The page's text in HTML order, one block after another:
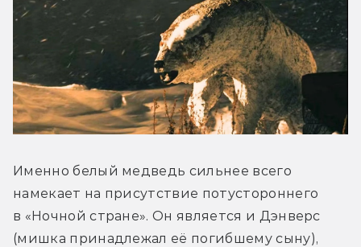
Именно белый медведь сильнее всего
намекает на присутствие потустороннего
в «Ночной стране». Он является и Дэнверс
(мишка принадлежал её погибшему сыну),